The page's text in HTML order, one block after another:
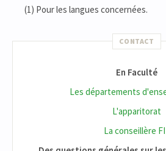
(1) Pour les langues concernées.
CONTACT
En Faculté
Les départements
L'apparitorat
La conseillère